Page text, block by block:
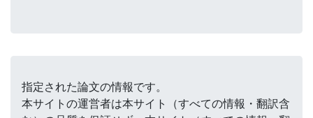
指定された論文の情報です。
本サイトの運営者は本サイト（すべての情報・翻訳含